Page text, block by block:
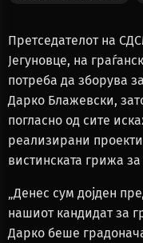
Претседателот на
Јегуновце, на
потреба да зборува
Дарко Блажевски,
погласно од сите
реализирани
вистинската грижа
„Денес сум дојден
нашиот кандидат за
Дарко беше